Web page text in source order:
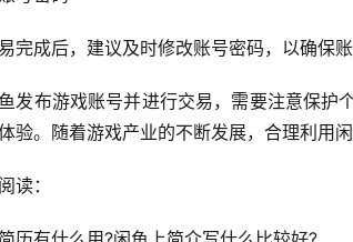
完成后，建议及时修改账号密码，以确保账
发布游戏账号并进行交易，需要注意保护
验。随着游戏产业的不断发展，合理利用
读：